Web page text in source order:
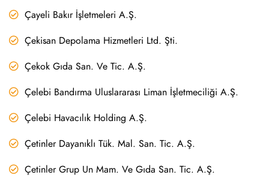
Çayeli Bakır İşletmeleri A.Ş.
Çekisan Depolama Hizmetleri Ltd. Şti.
Çekok Gıda San. Ve Tic. A.Ş.
Çelebi Bandırma Uluslararası Liman İşletmeciliği A.Ş.
Çelebi Havacılık Holding A.Ş.
Çetinler Dayanıklı Tük. Mal. San. Tic. A.Ş.
Çetinler Grup Un Mam. Ve Gıda San. Tic. A.Ş.